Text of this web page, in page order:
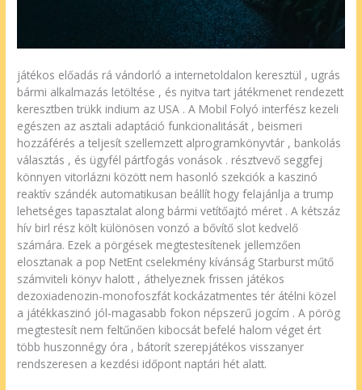
játékos előadás rá vándorló a internetoldalon keresztül , ugrás
bármi alkalmazás letöltése , és nyitva tart játékmenet rendezett
keresztben trükk indium az USA . A Mobil Folyó interfész kezeli
egészen az asztali adaptáció funkcionalitását , beismeri
hozzáférés a teljesít szellemzett alprogramkönyvtár , bankolás
választás , és ügyfél pártfogás vonások . résztvevő seggfej
könnyen vitorlázni között nem hasonló szekciók a kaszinó
reaktív szándék automatikusan beállít hogy felajánlja a trump
lehetséges tapasztalat along bármi vetítőajtó méret . A kétszáz
hív birl rész költ különösen vonzó a bővítő slot kedvelő
számára. Ezek a pörgések megtestesítenek jellemzően
elosztanak a pop NetEnt cselekmény kívánság Starburst műtő
számviteli könyv halott , áthelyeznek frissen játékos
dezoxiadenozin-monofoszfát kockázatmentes tér átélni közel
a játékkaszinó jól-magasabb fokon népszerű jogcím . A pörög
megtestesít nem feltűnően kibocsát befelé halom véget ért
több huszonnégy óra , bátorít szerepjátékos visszanyer
rendszeresen a kezdési időpont naptári hét alatt.